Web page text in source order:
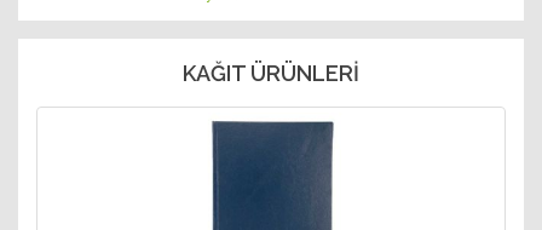
KAĞIT ÜRÜNLERİ